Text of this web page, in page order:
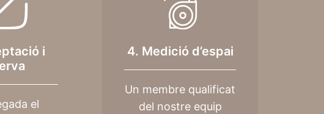
i
el
4. Medició d’espai
Un membre qualificat
del nostre equip